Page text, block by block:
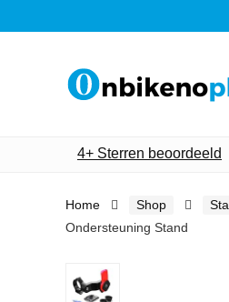
4+ Sterren beoordeeld
Home Shop
Ondersteuning Stand